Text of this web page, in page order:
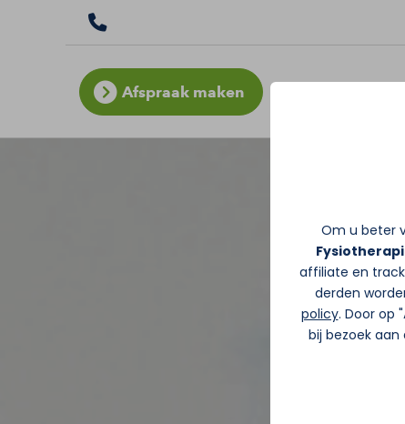
Om u beter
affiliate en
derden
policy. Door op
bij bezoek
Afspraak maken